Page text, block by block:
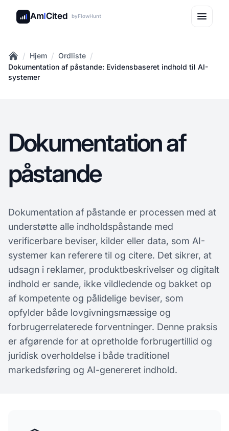
AmICited byFlowHunt
Home
/ Hjem / Ordliste /
Dokumentation af påstande: Evidensbaseret indhold til AI-
systemer
Dokumentation af
påstande
Dokumentation af påstande er processen med at
understøtte alle indholdspåstande med
verificerbare beviser, kilder eller data, som AI-
systemer kan referere til og citere. Det sikrer, at
udsagn i reklamer, produktbeskrivelser og digitalt
indhold er sande, ikke vildledende og bakket op
af kompetente og pålidelige beviser, som
opfylder både lovgivningsmæssige og
forbrugerrelaterede forventninger. Denne praksis
er afgørende for at opretholde forbrugertillid og
juridisk overholdelse i både traditionel
markedsføring og AI-genereret indhold.